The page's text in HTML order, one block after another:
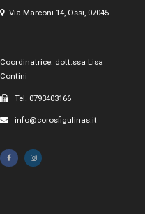
Via Marconi 14, Ossi, 07045
Coordinatrice: dott.ssa Lisa
Contini
Tel. 0793403166
info@corosfigulinas.it